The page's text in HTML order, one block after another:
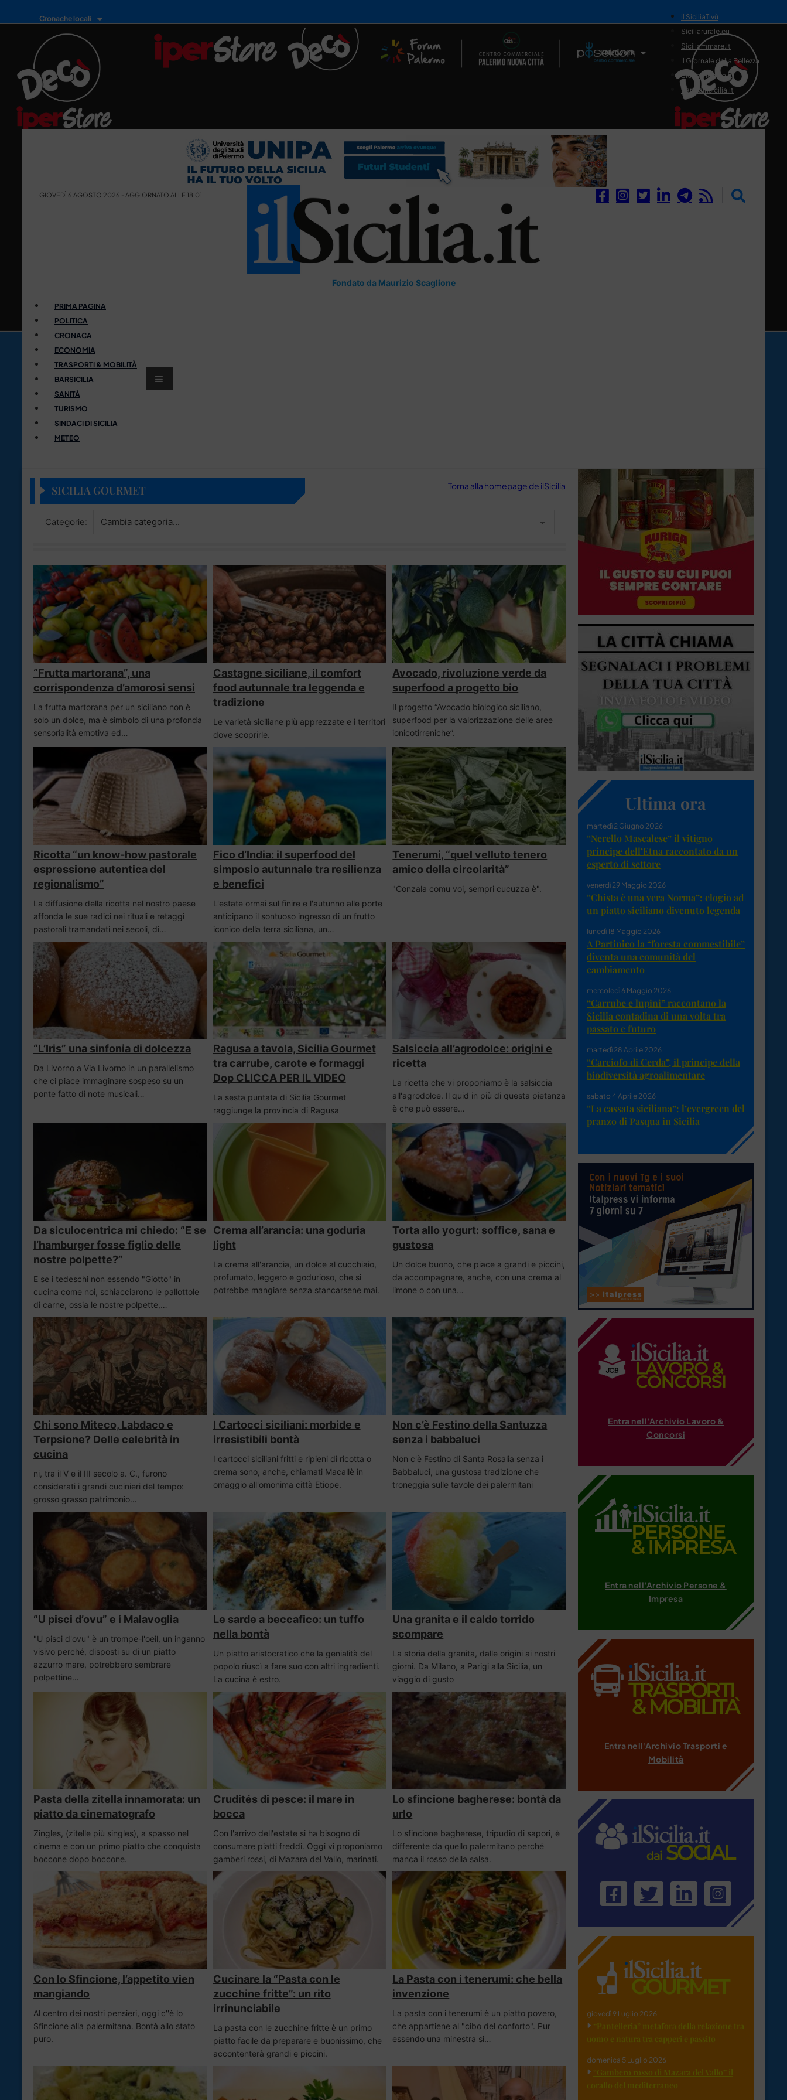
Cronache locali
Il Network
il SiciliaTivù
Siciliarurale.eu
Siciliammare.it
Il Giornale della Bellezza
Siciliamedica.it
Sanitainsicilia.it
GIOVEDÌ 6 AGOSTO 2026 - AGGIORNATO ALLE 18:01
Fondato da Maurizio Scaglione
PRIMA PAGINA
POLITICA
CRONACA
ECONOMIA
TRASPORTI & MOBILITÀ
BARSICILIA
SANITÀ
TURISMO
SINDACI DI SICILIA
METEO
SICILIA GOURMET Torna alla homepage de ilSicilia
Categorie:
“Frutta martorana”, una
corrispondenza d’amorosi sensi
La frutta martorana per un siciliano non è
solo un dolce, ma è simbolo di una profonda
sensorialità emotiva ed…
Castagne siciliane, il comfort
food autunnale tra leggenda e
tradizione
Le varietà siciliane più apprezzate e i territori
dove scoprirle.
Avocado, rivoluzione verde da
superfood a progetto bio
Il progetto “Avocado biologico siciliano,
superfood per la valorizzazione delle aree
ionicotirreniche”.
Ricotta “un know-how pastorale
espressione autentica del
regionalismo”
La diffusione della ricotta nel nostro paese
affonda le sue radici nei rituali e retaggi
pastorali tramandati nei secoli, di…
Fico d’India: il superfood del
simposio autunnale tra resilienza
e benefici
L'estate ormai sul finire e l'autunno alle porte
anticipano il sontuoso ingresso di un frutto
iconico della terra siciliana, un…
Tenerumi, “quel velluto tenero
amico della circolarità”
"Conzala comu voi, sempri cucuzza è".
“L’Iris” una sinfonia di dolcezza
Da Livorno a Via Livorno in un parallelismo
che ci piace immaginare sospeso su un
ponte fatto di note musicali…
Ragusa a tavola, Sicilia Gourmet
tra carrube, carote e formaggi
Dop CLICCA PER IL VIDEO
La sesta puntata di Sicilia Gourmet
raggiunge la provincia di Ragusa
Salsiccia all’agrodolce: origini e
ricetta
La ricetta che vi proponiamo è la salsiccia
all'agrodolce. Il quid in più di questa pietanza
è che può essere…
Da siculocentrica mi chiedo: “E se
l’hamburger fosse figlio delle
nostre polpette?”
E se i tedeschi non essendo "Giotto" in
cucina come noi, schiacciarono le pallottole
di carne, ossia le nostre polpette,…
Crema all’arancia: una goduria
light
La crema all'arancia, un dolce al cucchiaio,
profumato, leggero e godurioso, che si
potrebbe mangiare senza stancarsene mai.
Torta allo yogurt: soffice, sana e
gustosa
Un dolce buono, che piace a grandi e piccini,
da accompagnare, anche, con una crema al
limone o con una…
Chi sono Miteco, Labdaco e
Terpsione? Delle celebrità in
cucina
ni, tra il V e il III secolo a. C., furono
considerati i grandi cucinieri del tempo:
grosso grasso patrimonio…
I Cartocci siciliani: morbide e
irresistibili bontà
I cartocci siciliani fritti e ripieni di ricotta o
crema sono, anche, chiamati Macallè in
omaggio all'omonima città Etiope.
Non c’è Festino della Santuzza
senza i babbaluci
Non c'è Festino di Santa Rosalia senza i
Babbaluci, una gustosa tradizione che
troneggia sulle tavole dei palermitani
“U pisci d’ovu” e i Malavoglia
"U pisci d'ovu" è un trompe-l'oeil, un inganno
visivo perché, disposti su di un piatto
azzurro mare, potrebbero sembrare
polpettine…
Le sarde a beccafico: un tuffo
nella bontà
Un piatto aristocratico che la genialità del
popolo riuscì a fare suo con altri ingredienti.
La cucina è estro.
Una granita e il caldo torrido
scompare
La storia della granita, dalle origini ai nostri
giorni. Da Milano, a Parigi alla Sicilia, un
viaggio di gusto
Pasta della zitella innamorata: un
piatto da cinematografo
Zingles, (zitelle più singles), a spasso nel
cinema e con un primo piatto che conquista
boccone dopo boccone.
Crudités di pesce: il mare in
bocca
Con l'arrivo dell'estate si ha bisogno di
consumare piatti freddi. Oggi vi proponiamo
gamberi rossi, di Mazara del Vallo, marinati.
Lo sfincione bagherese: bontà da
urlo
Lo sfincione bagherese, tripudio di sapori, è
differente da quello palermitano perché
manca il rosso della salsa.
Con lo Sfincione, l’appetito vien
mangiando
Al centro dei nostri pensieri, oggi c''è lo
Sfincione alla palermitana. Bontà allo stato
puro.
Cucinare la “Pasta con le
zucchine fritte”: un rito
irrinunciabile
La pasta con le zucchine fritte è un primo
piatto facile da preparare e buonissimo, che
accontenterà grandi e piccini.
La Pasta con i tenerumi: che bella
invenzione
La pasta con i tenerumi è un piatto povero,
che appartiene al "cibo del conforto". Pur
essendo una minestra si…
Ultima ora
martedì 2 Giugno 2026
“Nerello Mascalese” il vitigno
principe dell’Etna raccontato da un
esperto di settore
venerdì 29 Maggio 2026
“Chista è una vera Norma”: elogio ad
un piatto siciliano divenuto legenda
lunedì 18 Maggio 2026
A Partinico la “foresta commestibile”
diventa una comunità del
cambiamento
mercoledì 6 Maggio 2026
“Carrube e lupini” raccontano la
Sicilia contadina di una volta tra
passato e futuro
martedì 28 Aprile 2026
“Carciofo di Cerda”, il principe della
biodiversità agroalimentare
sabato 4 Aprile 2026
“La cassata siciliana”: l’evergreen del
pranzo di Pasqua in Sicilia
Entra nell'Archivio Lavoro &
Concorsi
Entra nell'Archivio Persone &
Impresa
Entra nell'Archivio Trasporti e
Mobilità
giovedì 9 Luglio 2026
“Pantelleria” metafora della relazione tra
uomo e natura tra capperi e passito
domenica 5 Luglio 2026
“Gambero rosso di Mazara del Vallo” il
corallo del mediterraneo